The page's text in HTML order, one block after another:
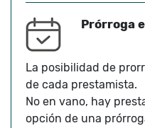
Prórroga
La posibilidad de
de cada prestamista.
No en vano, hay
opción de una